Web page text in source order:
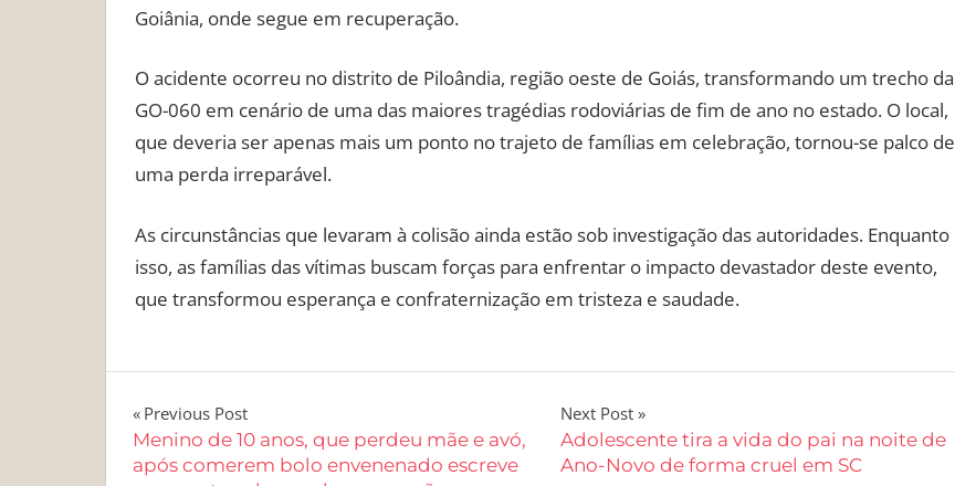
Goiânia, onde segue em recuperação.
O acidente ocorreu no distrito de Piloândia, região oeste de Goiás, transformando um trecho da
GO-060 em cenário de uma das maiores tragédias rodoviárias de fim de ano no estado. O local,
que deveria ser apenas mais um ponto no trajeto de famílias em celebração, tornou-se palco de
uma perda irreparável.
As circunstâncias que levaram à colisão ainda estão sob investigação das autoridades. Enquanto
isso, as famílias das vítimas buscam forças para enfrentar o impacto devastador deste evento,
que transformou esperança e confraternização em tristeza e saudade.
Navegação
de
Previous Post
Menino de 10 anos, que perdeu mãe e avó,
após comerem bolo envenenado escreve
Next Post
Adolescente tira a vida do pai na noite de
Ano-Novo de forma cruel em SC